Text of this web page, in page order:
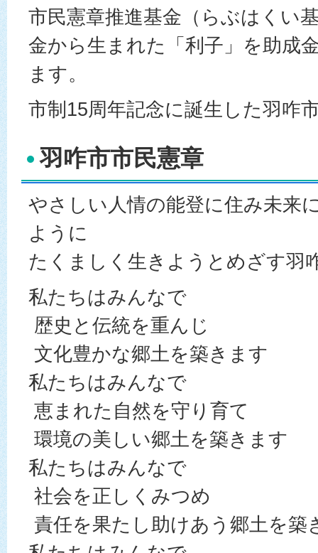
市民憲章推進基金（らぶはくい
金から生まれた「利子」を助成
ます。
市制15周年記念に誕生した羽咋
羽咋市市民憲章
やさしい人情の能登に住み未来
ように
たくましく生きようとめざす羽
私たちはみんなで
歴史と伝統を重んじ
文化豊かな郷土を築きます
私たちはみんなで
恵まれた自然を守り育て
環境の美しい郷土を築きます
私たちはみんなで
社会を正しくみつめ
責任を果たし助けあう郷土を築